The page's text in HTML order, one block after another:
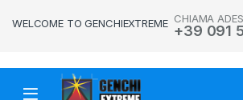
WELCOME TO GENCHIEXTREME CHIAMA
+39 091